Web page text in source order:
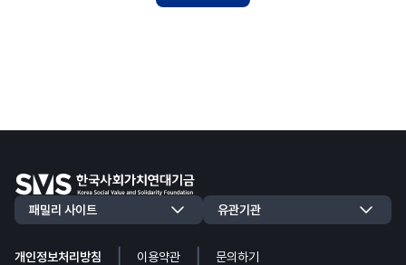
개인정보처리방침 이용약관 문의하기